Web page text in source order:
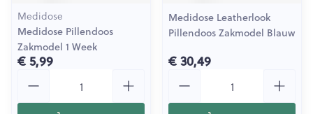
Medidose
Medidose Pillendoos
Zakmodel 1 Week
€ 5,99
Medidose Leatherlook
Pillendoos Zakmodel Blauw
€ 30,49